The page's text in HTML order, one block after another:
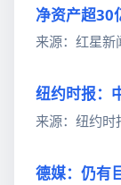
净资产超30
来源：红星新
纽约时报：
来源：纽约时
德媒：仍有